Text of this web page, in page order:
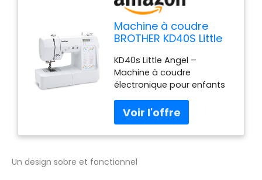
Machine à coudre
BROTHER KD40S Little
KD40s Little Angel –
Machine à coudre
électronique pour enfants
& débutants - Brother :
machine à coudre, 40
points, 750 pts/min,
garantie 3 ans. Livraison...
Machine à coudre
Un design sobre et fonctionnel